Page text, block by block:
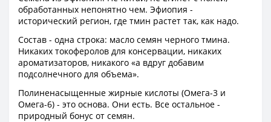
обработанных непонятно чем. Эфиопия -
исторический регион, где тмин растет так, как надо.
Состав - одна строка: масло семян черного тмина.
Никаких токоферолов для консервации, никаких
ароматизаторов, никакого «а вдруг добавим
подсолнечного для объема».
Полиненасыщенные жирные кислоты (Омега-3 и
Омега-6) - это основа. Они есть. Все остальное -
природный бонус от семян.